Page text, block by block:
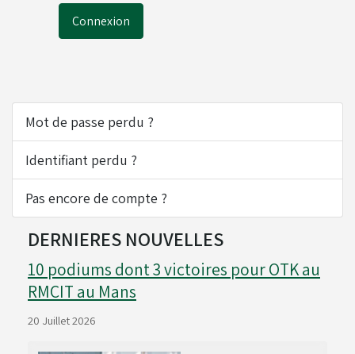
DERNIERES NOUVELLES
10 podiums dont 3 victoires pour OTK au
RMCIT au Mans
20 Juillet 2026
Connexion
Mot de passe perdu ?
Identifiant perdu ?
Pas encore de compte ?
Pédales - Cale-pieds
Plombs - Câbles - Mesure
Réservoirs - Radiateurs
Sièges et Raidisseurs